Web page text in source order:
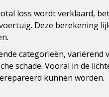
loss wordt verklaard,
Deze berekening
categorieën,
schade. Vooral in de
kunnen worden.